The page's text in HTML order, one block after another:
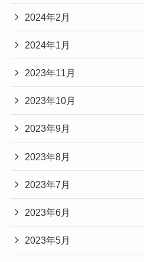
2024年2月
2024年1月
2023年11月
2023年10月
2023年9月
2023年8月
2023年7月
2023年6月
2023年5月